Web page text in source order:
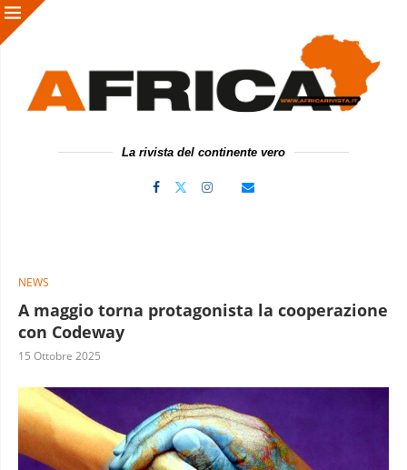
La rivista del continente vero
NEWS
A maggio torna protagonista la cooperazione
con Codeway
15 Ottobre 2025